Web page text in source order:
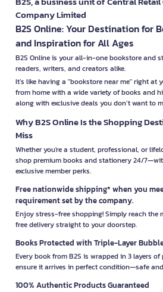
Company Limited
B2S Online: Your Destination for
and Inspiration for All Ages
B2S Online is your all-in-one bookstore and
readers, writers, and creators alike.
It’s like having a "bookstore near me" right
from home with a wide variety of books and
along with exclusive deals you don’t want to
Why B2S Online Is the Shopping
Miss
Whether you're a student, professional, or
shop premium books and stationery 24/
exclusive member perks.
Free nationwide shipping* when you
requirement set by the company.
Enjoy stress-free shopping! Simply reach the
free delivery straight to your doorstep.
Books Protected with Triple-Layer
Every book from B2S is wrapped in 3 layers
ensure it arrives in perfect condition—safe
100% Authentic Products Guaranteed